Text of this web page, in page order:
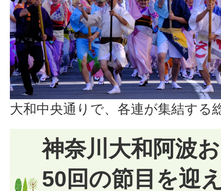
大和中央通りで、各連が集結する
神奈川大和阿波
50回の節目を迎